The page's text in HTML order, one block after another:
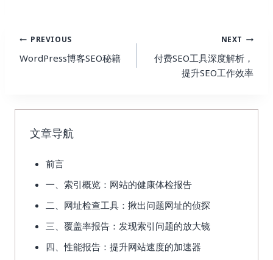
Post
Navigation
PREVIOUS
WordPress博客SEO秘籍
NEXT
付费SEO工具深度解析，
提升SEO工作效率
文章导航
前言
一、索引概览：网站的健康体检报告
二、网址检查工具：揪出问题网址的侦探
三、覆盖率报告：发现索引问题的放大镜
四、性能报告：提升网站速度的加速器